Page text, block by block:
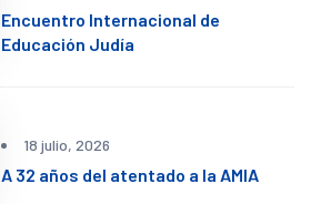
Encuentro Internacional de
Educación Judía
18 julio, 2026
A 32 años del atentado a la AMIA